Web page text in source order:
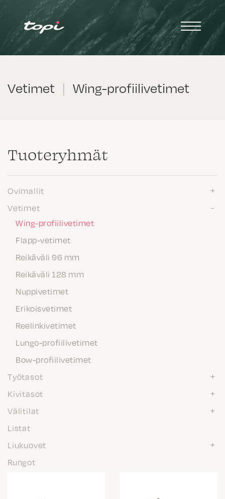
Vetimet | Wing-profiilivetimet
Tuote­ryhmät
Ovimallit
Vetimet
Wing-profiilivetimet
Flapp-vetimet
Reikäväli 96 mm
Reikäväli 128 mm
Nuppivetimet
Erikoisvetimet
Reelinkivetimet
Lungo-profiilivetimet
Bow-profiilivetimet
Työtasot
Kivitasot
Välitilat
Listat
Liukuovet
Rungot